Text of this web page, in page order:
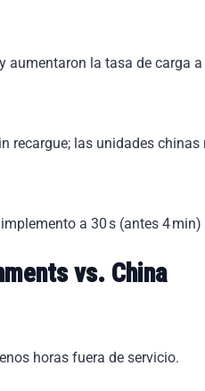
aumentaron la tasa de carga
recargue; las unidades
a 30 s (antes 4
vs. China
horas fuera de servicio.